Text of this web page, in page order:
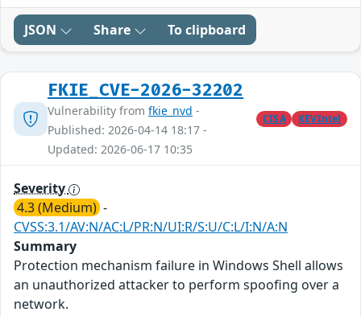
JSON Share To clipboard
FKIE_CVE-2026-32202
Vulnerability from fkie_nvd -
Published: 2026-04-14 18:17 -
Updated: 2026-06-17 10:35
CISA KEVIntel
Severity
4.3 (Medium) -
CVSS:3.1/AV:N/AC:L/PR:N/UI:R/S:U/C:L/I:N/A:N
Summary
Protection mechanism failure in Windows Shell allows
an unauthorized attacker to perform spoofing over a
network.